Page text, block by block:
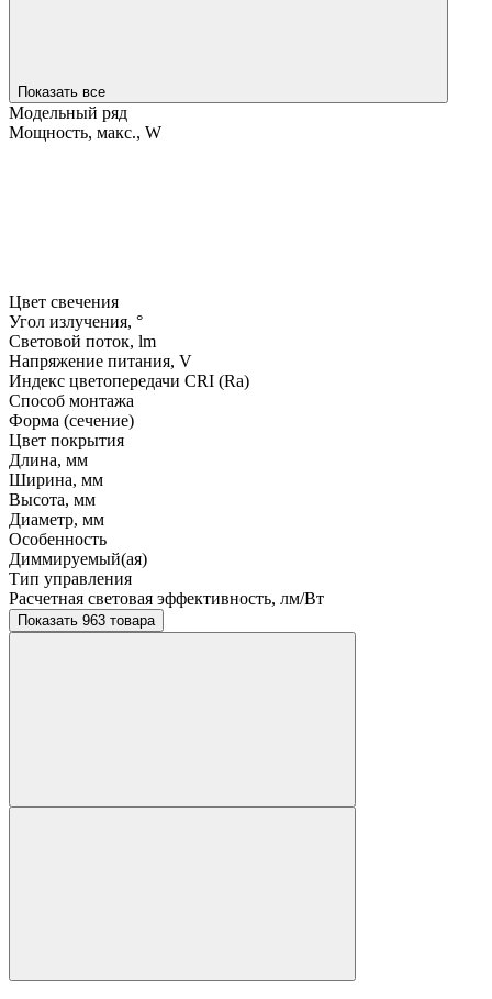
Показать все
Модельный ряд
Мощность, макс., W
Цвет свечения
Угол излучения, °
Световой поток, lm
Напряжение питания, V
Индекс цветопередачи CRI (Ra)
Способ монтажа
Форма (сечение)
Цвет покрытия
Длина, мм
Ширина, мм
Высота, мм
Диаметр, мм
Особенность
Диммируемый(ая)
Тип управления
Расчетная световая эффективность, лм/Вт
Показать 963 товара